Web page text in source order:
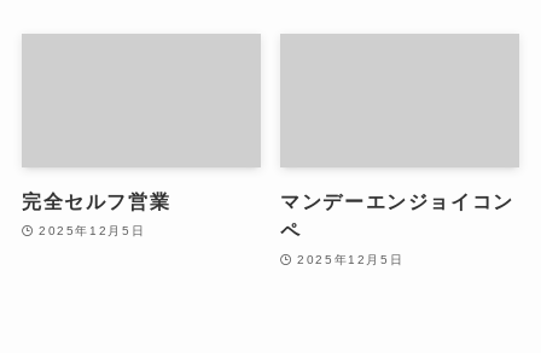
完全セルフ営業
2025年12月5日
マンデーエンジョイコン
ペ
2025年12月5日